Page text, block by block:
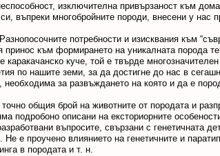
изключителна привързаност към
въпреки многобройните породи, внесени у нас
потребности и изисквания към
към формирането на уникалната порода
куче, той е твърде
по нашите земи, за да достигне до нас в
за развъждането на която и да е
общия брой на животните от породата и
подробоно описани на ексториорните
въпросите, свързани с генетичната
е проучено влиянието на генетичните и
в породата и т. н.